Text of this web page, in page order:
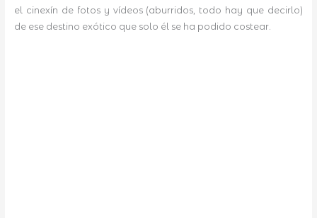
el cinexín de fotos y vídeos (aburridos, todo hay que decirlo)
de ese destino exótico que solo él se ha podido costear.